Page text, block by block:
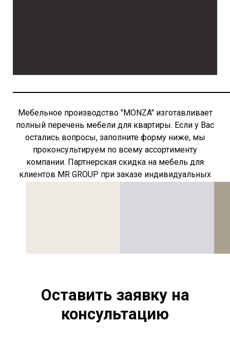
Мебельное производство "MONZA" изготавливает
полный перечень мебели для квартиры. Если у Вас
остались вопросы, заполните форму ниже, мы
проконсультируем по всему ассортименту
компании. Партнерская скидка на мебель для
клиентов MR GROUP при заказе индивидуальных
Оставить заявку на
консультацию